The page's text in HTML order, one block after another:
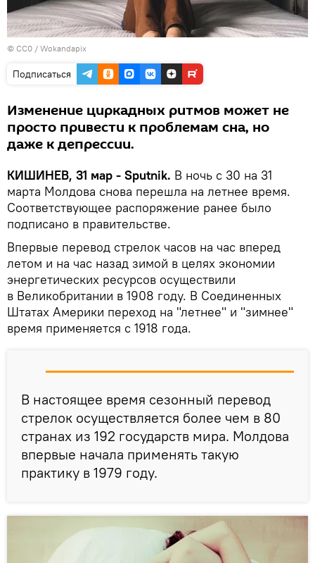
© CC0 / Wokandapix
Подписаться
Изменение циркадных ритмов может не
просто привести к проблемам сна, но
даже к депрессии.
КИШИНЕВ, 31 мар - Sputnik. В ночь с 30 на 31
марта Молдова снова перешла на летнее время.
Соответствующее распоряжение ранее было
подписано в правительстве.
Впервые перевод стрелок часов на час вперед
летом и на час назад зимой в целях экономии
энергетических ресурсов осуществили
в Великобритании в 1908 году. В Соединенных
Штатах Америки переход на "летнее" и "зимнее"
время применяется с 1918 года.
В настоящее время сезонный перевод
стрелок осуществляется более чем в 80
странах из 192 государств мира. Молдова
впервые начала применять такую
практику в 1979 году.